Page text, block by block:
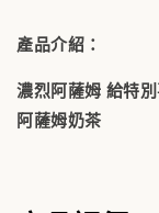
產品介紹：
濃烈阿薩姆 給特
阿薩姆奶茶